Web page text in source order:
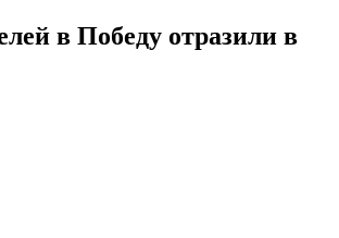
в Победу отразили в